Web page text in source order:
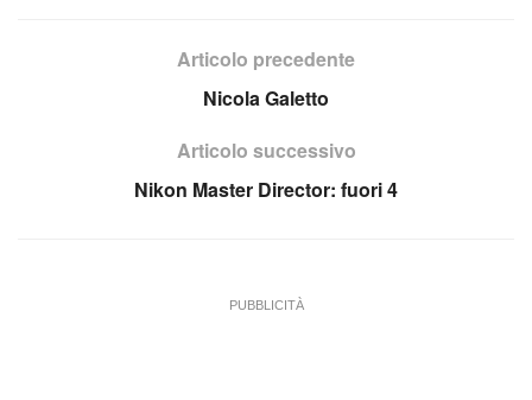
Articolo precedente
Nicola Galetto
Articolo successivo
Nikon Master Director: fuori 4
PUBBLICITÀ